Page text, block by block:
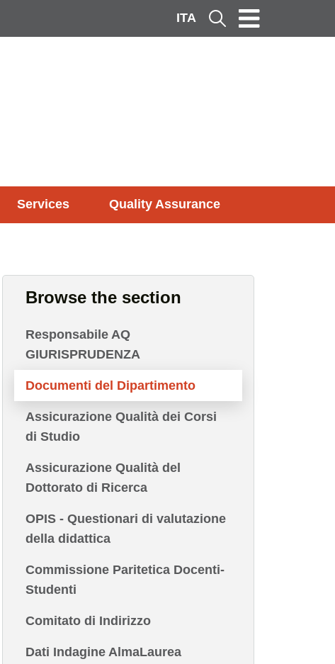
ITA Cerca
Services Quality Assurance
Browse the section
Responsabile AQ
GIURISPRUDENZA
Documenti del Dipartimento
Assicurazione Qualità dei Corsi
di Studio
Assicurazione Qualità del
Dottorato di Ricerca
OPIS - Questionari di valutazione
della didattica
Commissione Paritetica Docenti-
Studenti
Comitato di Indirizzo
Dati Indagine AlmaLaurea